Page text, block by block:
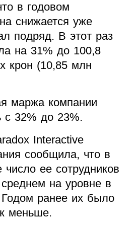
в годовом
снижается уже
подряд. В этот раз
на 31% до 100,8
крон (10,85 млн
маржа компании
с 32% до 23%.
Interactive
сообщила, что в
число ее сотрудников
на уровне в
Годом ранее их было
меньше.